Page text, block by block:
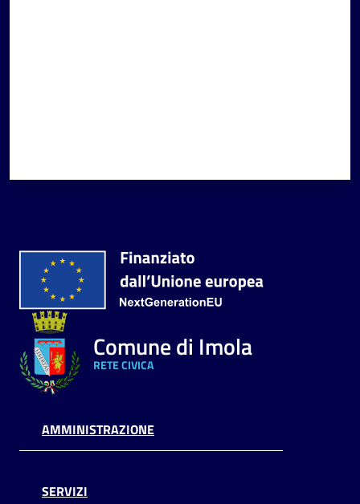
Comune di Imola
RETE CIVICA
AMMINISTRAZIONE
SERVIZI